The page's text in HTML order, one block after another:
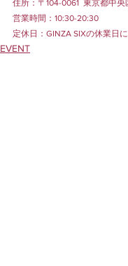
住所：〒104-0061  東京都中央
営業時間：10:30-20:30
定休日：GINZA SIXの休業日
EVENT